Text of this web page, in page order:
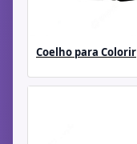
Coelho para Colorir